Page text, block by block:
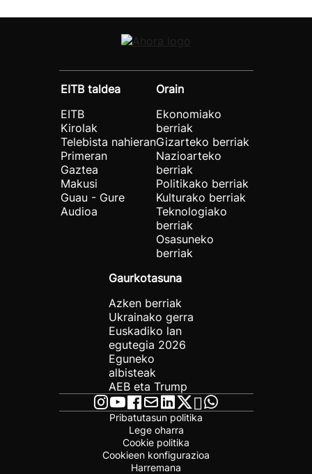
EITB taldea
EITB
Kirolak
Telebista nahieran
Primeran
Gaztea
Makusi
Guau - Gure
Audioa
Orain
Ekonomiako
berriak
Gizarteko berriak
Nazioarteko
berriak
Politikako berriak
Kulturako berriak
Teknologiako
berriak
Osasuneko
berriak
Gaurkotasuna
Azken berriak
Ukrainako gerra
Euskadiko lan
egutegia 2026
Eguneko
albisteak
AEB eta Trump
Pribatutasun politika
Lege oharra
Cookie politika
Cookieen konfigurazioa
Harremana